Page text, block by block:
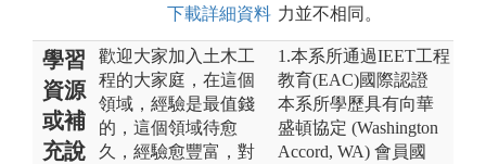
下載詳細資料 力並不相同。
學習
資源
或補
充說
歡迎大家加入土木工
程的大家庭，在這個
領域，經驗是最值錢
的，這個領域待愈
久，經驗愈豐富，對
1.本系所通過IEET工程
教育(EAC)國際認證
本系所學歷具有向華
盛頓協定 (Washington
Accord, WA) 會員國